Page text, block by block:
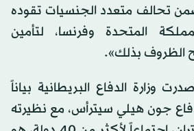
تحالف متعدد الجنسيات تقوده
المتحدة وفرنسا، لتأمين
الظروف بذلك».
وزارة الدفاع البريطانية بياناً
جون هيلي سيترأس، مع نظيرته